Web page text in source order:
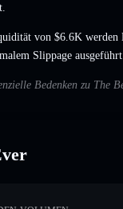
von $6.6K
Slippage ausgeführt.
Bedenken zu The